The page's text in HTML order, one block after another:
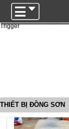
Trigger
THIẾT BỊ ĐỒNG SƠN